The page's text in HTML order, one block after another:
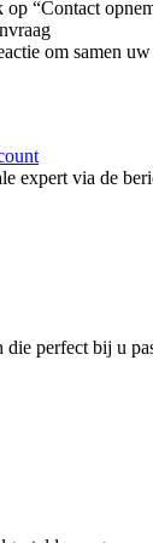
om samen uw
via de
die perfect bij u